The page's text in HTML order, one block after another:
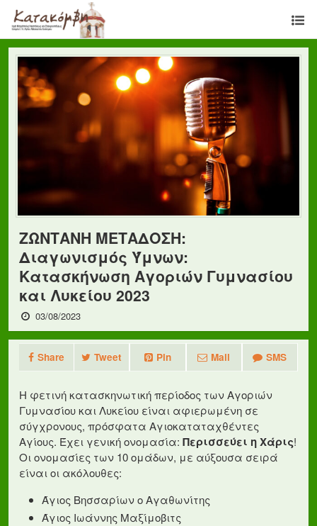
ΖΩΝΤΑΝΗ ΜΕΤΑΔΟΣΗ:
Διαγωνισμός Ύμνων:
Κατασκήνωση Αγοριών Γυμνασίου
και Λυκείου 2023
03/08/2023
Share Tweet Pin Mail SMS
Η φετινή κατασκηνωτική περίοδος των Αγοριών
Γυμνασίου και Λυκείου είναι αφιερωμένη σε
σύγχρονους, πρόσφατα Αγιοκαταταχθέντες
Αγίους. Έχει γενική ονομασία: Περισσεύει η Χάρις!
Οι ονομασίες των 10 ομάδων, με αύξουσα σειρά
είναι οι ακόλουθες:
Άγιος Βησσαρίων ο Αγαθωνίτης
Άγιος Ιωάννης Μαξίμοβιτς